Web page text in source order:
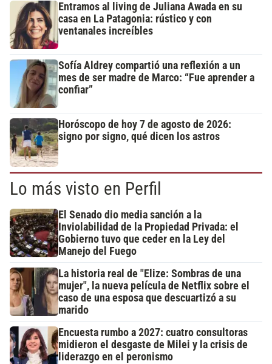
Entramos al living de Juliana Awada en su
casa en La Patagonia: rústico y con
ventanales increíbles
Sofía Aldrey compartió una reflexión a un
mes de ser madre de Marco: “Fue aprender a
confiar”
Horóscopo de hoy 7 de agosto de 2026:
signo por signo, qué dicen los astros
Lo más visto en Perfil
El Senado dio media sanción a la
Inviolabilidad de la Propiedad Privada: el
Gobierno tuvo que ceder en la Ley del
Manejo del Fuego
La historia real de "Elize: Sombras de una
mujer", la nueva película de Netflix sobre el
caso de una esposa que descuartizó a su
marido
Encuesta rumbo a 2027: cuatro consultoras
midieron el desgaste de Milei y la crisis de
liderazgo en el peronismo